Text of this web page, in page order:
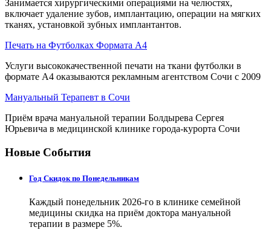
Занимается хирургическими операциями на челюстях,
включает удаление зубов, имплантацию, операции на мягких
тканях, установкой зубных имплантантов.
Печать на Футболках Формата А4
Услуги высококачественной печати на ткани футболки в
формате А4 оказываются рекламным агентством Сочи с 2009
Мануальный Терапевт в Сочи
Приём врача мануальной терапии Болдырева Сергея
Юрьевича в медицинской клинике города-курорта Сочи
Новые События
Год Скидок по Понедельникам
Каждый понедельник 2026-го в клинике семейной
медицины скидка на приём доктора мануальной
терапии в размере 5%.